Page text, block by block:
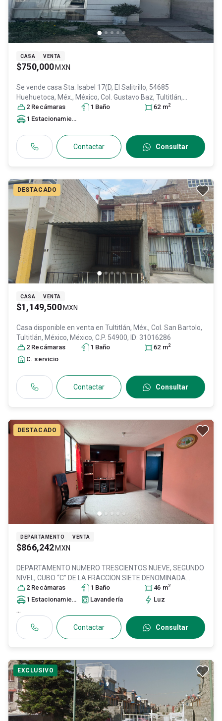
CASA VENTA
$750,000 MXN
Se vende casa Sta. Isabel 17(D, El Salitrillo, 54685
Huehuetoca, Méx., México, Col. Gustavo Baz, Tultitlán,
México, México, C.P. 54934, ID:
2 Recámaras 1 Baño 62 m2
1 Estacionamiento
Contactar Consultar
DESTACADO
CASA VENTA
$1,149,500 MXN
Casa disponible en venta en Tultitlán, Méx., Col. San Bartolo,
Tultitlán, México, México, C.P. 54900, ID: 31016286
2 Recámaras 1 Baño 62 m2
C. servicio
Contactar Consultar
DESTACADO
DEPARTAMENTO VENTA
$866,242 MXN
DEPARTAMENTO NUMERO TRESCIENTOS NUEVE, SEGUNDO
NIVEL, CUBO “C” DE LA FRACCION SIETE DENOMINADA
NUBE,, Col. San Pablo de las Salinas,
Tultitlán, México
México, C.P. 54930 , ID:30924717
2 Recámaras 1 Baño 46 m2
1 Estacionamiento Lavandería Luz
...
Contactar Consultar
EXCLUSIVO